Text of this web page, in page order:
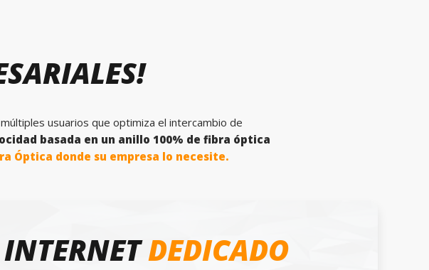
usuarios que optimiza el intercambio de
basada en un anillo 100% de fibra óptica
Óptica donde su empresa lo necesite.
INTERNETDEDICADO